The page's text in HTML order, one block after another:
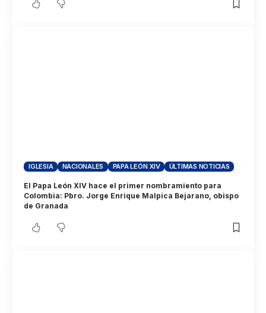
IGLESIA NACIONALES PAPA LEÓN XIV ÚLTIMAS NOTICIAS
El Papa León XIV hace el primer nombramiento para
Colombia: Pbro. Jorge Enrique Malpica Bejarano, obispo
de Granada